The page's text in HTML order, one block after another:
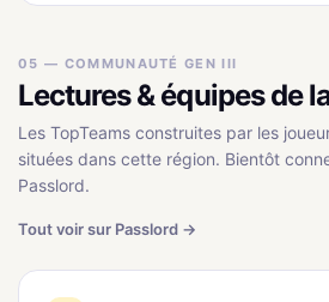
05 — COMMUNAUTÉ GEN III
Lectures & équipes de
Les TopTeams construites par les
situées dans cette région. Bientôt
Passlord.
Tout voir sur Passlord →